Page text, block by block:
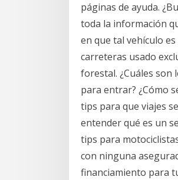
páginas de ayuda.
toda la información
en que tal vehículo
carreteras usado
forestal. ¿Cuáles son
para entrar? ¿Cómo
tips para que viajes
entender qué es un
tips para
con ninguna
financiamiento para